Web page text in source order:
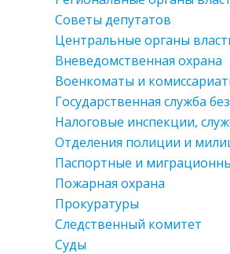
Советы депутатов
Центральные органы
Вневедомственная охрана
Военкоматы и
Государственная служба
Налоговые инспекции,
Отделения полиции и
Паспортные и
Пожарная охрана
Прокуратуры
Следственный комитет
Суды